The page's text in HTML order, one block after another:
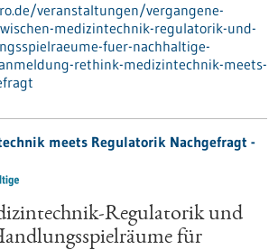
veranstaltungen/vergangene-
medizintechnik-regulatorik-und-
fuer-nachhaltige-
rethink-medizintechnik-meets-
meets Regulatorik Nachgefragt -
Regulatorik und
für